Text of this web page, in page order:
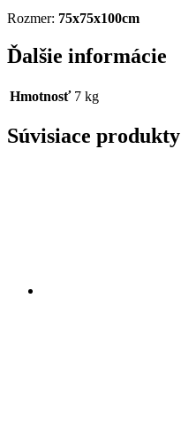
Rozmer: 75x75x100cm
Ďalšie informácie
Hmotnosť 7 kg
Súvisiace produkty